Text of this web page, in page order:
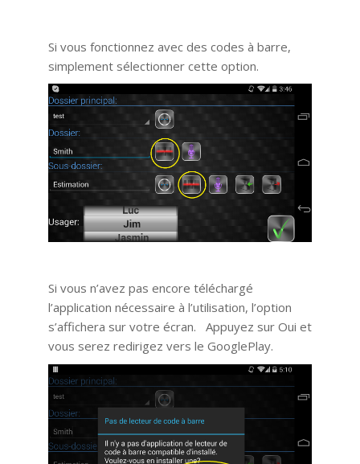
Si vous fonctionnez avec des codes à barre,
simplement sélectionner cette option.
Si vous n’avez pas encore téléchargé
l’application nécessaire à l’utilisation, l’option
s’affichera sur votre écran. Appuyez sur Oui et
vous serez redirigez vers le GooglePlay.